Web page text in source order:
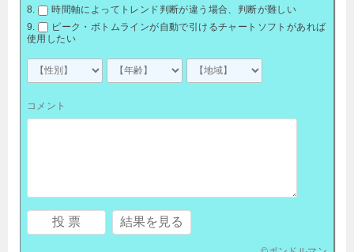
時間軸によってトレンド判断が違う場合、判断が難しい
ピーク・ボトムラインが自動で引けるチャートソフトがあれば
使用したい
コメント